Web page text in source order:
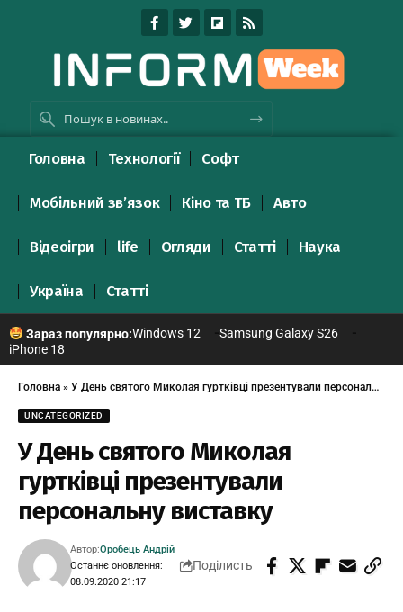
Головна Технології Софт
Мобільний зв’язок Кіно та ТБ Авто
Відеоігри life Огляди Статті Наука
Україна Статті
Зараз популярно:Windows 12
Samsung Galaxy S26
iPhone 18
Головна » У День святого Миколая гуртківці презентували персональну виставку
UNCATEGORIZED
У День святого Миколая
гуртківці презентували
персональну виставку
Останнє оновлення:
08.09.2020 21:17
Автор:Оробець Андрій
Поділисть